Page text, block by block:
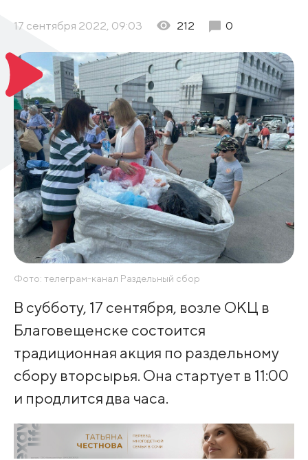
17 сентября 2022, 09:03 212 0
Фото: телеграм-канал Раздельный сбор
В субботу, 17 сентября, возле ОКЦ в
Благовещенске состоится
традиционная акция по раздельному
сбору вторсырья. Она стартует в 11:00
и продлится два часа.